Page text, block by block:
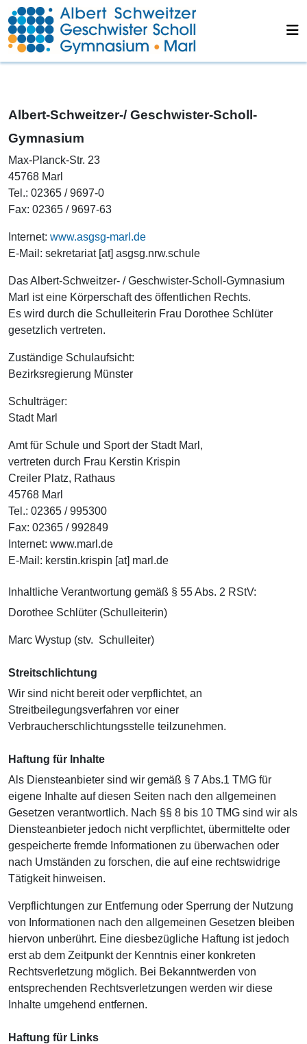
Albert-Schweitzer-/ Geschwister-Scholl-
Gymnasium
Max-Planck-Str. 23
45768 Marl
Tel.: 02365 / 9697-0
Fax: 02365 / 9697-63
Internet: www.asgsg-marl.de
E-Mail: sekretariat [at] asgsg.nrw.schule
Das Albert-Schweitzer- / Geschwister-Scholl-Gymnasium
Marl ist eine Körperschaft des öffentlichen Rechts.
Es wird durch die Schulleiterin Frau Dorothee Schlüter
gesetzlich vertreten.
Zuständige Schulaufsicht:
Bezirksregierung Münster
Schulträger:
Stadt Marl
Amt für Schule und Sport der Stadt Marl,
vertreten durch Frau Kerstin Krispin
Creiler Platz, Rathaus
45768 Marl
Tel.: 02365 / 995300
Fax: 02365 / 992849
Internet: www.marl.de
E-Mail: kerstin.krispin [at] marl.de
Inhaltliche Verantwortung gemäß § 55 Abs. 2 RStV:
Dorothee Schlüter (Schulleiterin)
Marc Wystup (stv. Schulleiter)
Streitschlichtung
Wir sind nicht bereit oder verpflichtet, an
Streitbeilegungsverfahren vor einer
Verbraucherschlichtungsstelle teilzunehmen.
Haftung für Inhalte
Als Diensteanbieter sind wir gemäß § 7 Abs.1 TMG für
eigene Inhalte auf diesen Seiten nach den allgemeinen
Gesetzen verantwortlich. Nach §§ 8 bis 10 TMG sind wir als
Diensteanbieter jedoch nicht verpflichtet, übermittelte oder
gespeicherte fremde Informationen zu überwachen oder
nach Umständen zu forschen, die auf eine rechtswidrige
Tätigkeit hinweisen.
Verpflichtungen zur Entfernung oder Sperrung der Nutzung
von Informationen nach den allgemeinen Gesetzen bleiben
hiervon unberührt. Eine diesbezügliche Haftung ist jedoch
erst ab dem Zeitpunkt der Kenntnis einer konkreten
Rechtsverletzung möglich. Bei Bekanntwerden von
entsprechenden Rechtsverletzungen werden wir diese
Inhalte umgehend entfernen.
Haftung für Links